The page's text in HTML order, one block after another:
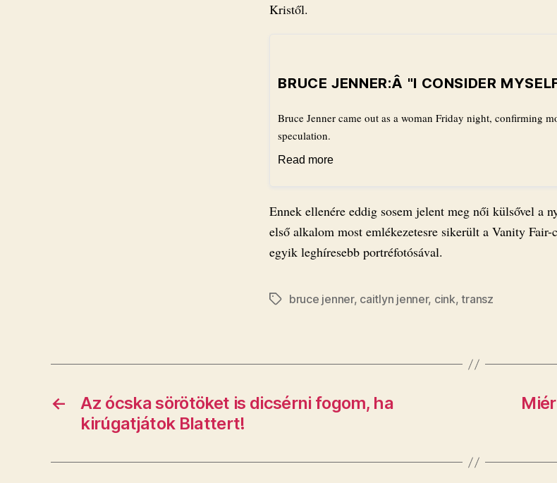
Kristől.
BRUCE JENNER:Â "I CONSIDER
Bruce Jenner came out as a woman Friday night, confirming
speculation.
Read more
Ennek ellenére eddig sosem jelent meg női külsővel a
első alkalom most emlékezetesre sikerült a Vanity
egyik leghíresebb portréfotósával.
Címkékbruce jenner, caitlyn jenner, cink,transz
←
Az ócska sörötöket is dicsérni fogom, ha
kirúgatjátok Blattert!